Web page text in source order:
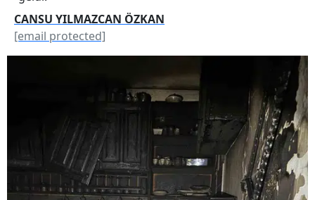
CANSU YILMAZCAN ÖZKAN
[email protected]